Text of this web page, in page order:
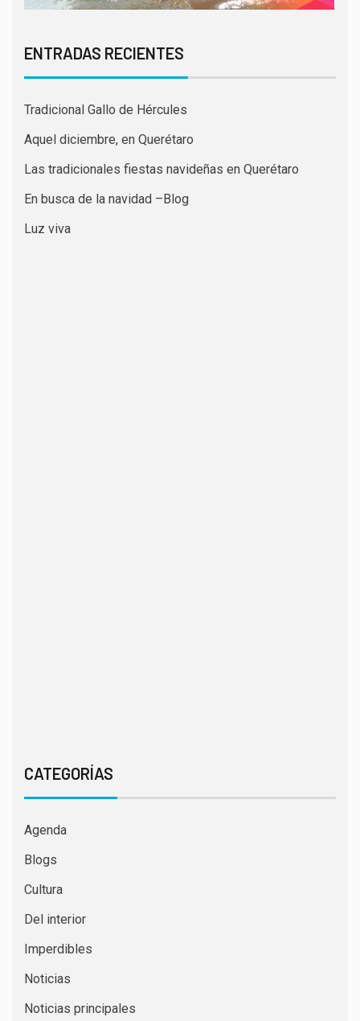
ENTRADAS RECIENTES
Tradicional Gallo de Hércules
Aquel diciembre, en Querétaro
Las tradicionales fiestas navideñas en Querétaro
En busca de la navidad –Blog
Luz viva
CATEGORÍAS
Agenda
Blogs
Cultura
Del interior
Imperdibles
Noticias
Noticias principales